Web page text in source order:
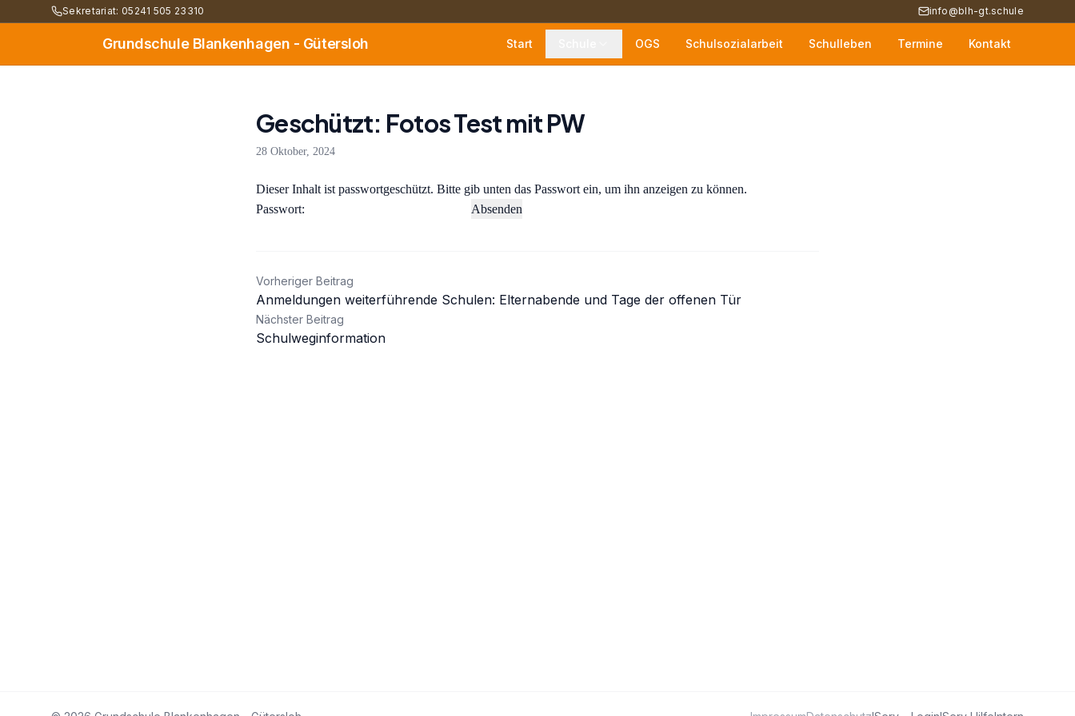
Sekretariat: 05241 505 23310 info@blh-gt.schule
Grundschule Blankenhagen - Gütersloh Start OGS Schulsozialarbeit Schulleben Termine Kontakt
Geschützt: Fotos Test mit PW
28 Oktober, 2024
Dieser Inhalt ist passwortgeschützt. Bitte gib unten das Passwort ein, um ihn anzeigen zu können.
Passwort:
Beitragsnavigation
Vorheriger Beitrag
Anmeldungen weiterführende Schulen: Elternabende und Tage der offenen Tür
Nächster Beitrag
Schulweginformation